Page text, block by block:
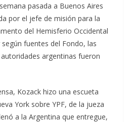
pasada a Buenos Aires
por el jefe de misión para la
del Hemisferio Occidental
fuentes del Fondo, las
argentinas fueron
Kozack hizo una escueta
York sobre YPF, de la jueza
a la Argentina que entregue,